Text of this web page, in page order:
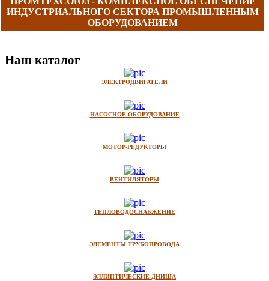
ИНДУСТРИАЛЬНОГО СЕКТОРА ПРОМЫШЛЕННЫМ
ОБОРУДОВАНИЕМ
Наш каталог
ЭЛЕКТРОДВИГАТЕЛИ
НАСОСНОЕ ОБОРУДОВАНИЕ
МОТОР-РЕДУКТОРЫ
ВЕНТИЛЯТОРЫ
ТЕПЛОВОДОСНАБЖЕНИЕ
ЭЛЕМЕНТЫ ТРУБОПРОВОДА
ЭЛЛИПТИЧЕСКИЕ ДНИЩА